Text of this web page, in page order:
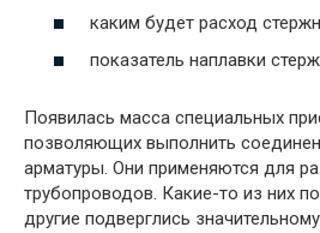
каким будет расход
показатель наплавки
Появилась масса специальных
позволяющих выполнить
арматуры. Они применяются для
трубопроводов. Какие-то из них
другие подверглись